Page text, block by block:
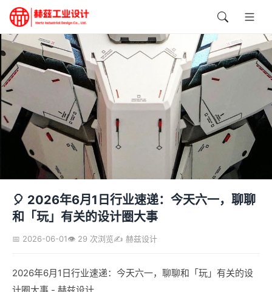
🎈 2026年6月1日行业速递：今天六一，聊聊
和「玩」有关的设计圈大事
📅 2026-06-01👁️ 29 次浏览✍️ 赫兹设计
2026年6月1日行业速递：今天六一，聊聊和「玩」有关的设